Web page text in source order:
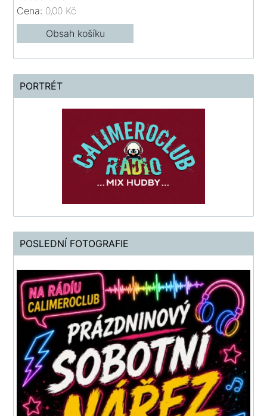
Cena: 0,00 Kč
Obsah košíku
PORTRÉT
POSLEDNÍ FOTOGRAFIE